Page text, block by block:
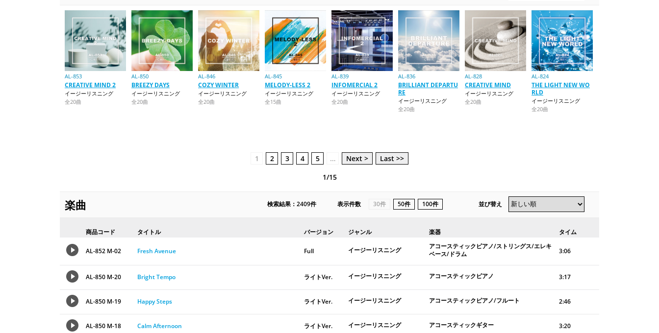
AL-853
CREATIVE MIND 2
イージーリスニング
全20曲
AL-850
BREEZY DAYS
イージーリスニング
全20曲
AL-846
COZY WINTER
イージーリスニング
全20曲
AL-845
MELODY-LESS 2
イージーリスニング
全15曲
AL-839
INFOMERCIAL 2
イージーリスニング
全20曲
AL-836
BRILLIANT DEPARTU
RE
イージーリスニング
全20曲
AL-828
CREATIVE MIND
イージーリスニング
全20曲
AL-824
THE LIGHT NEW WO
RLD
イージーリスニング
全20曲
1 2 3 4 5 … Next >
Last >>
1/15
楽曲 検索結果：2409件 表示件数 30件 50件 100件 並び替え
商品コード タイトル バージョン ジャンル 楽器 タイム
AL-852 M-02 Fresh Avenue Full イージーリスニング
アコースティックピアノ/ストリングス/エレキ
ベース/ドラム
3:06
AL-850 M-20 Bright Tempo ライトVer. イージーリスニング アコースティックピアノ 3:17
AL-850 M-19 Happy Steps ライトVer. イージーリスニング アコースティックピアノ/フルート 2:46
AL-850 M-18 Calm Afternoon ライトVer. イージーリスニング アコースティックギター 3:20